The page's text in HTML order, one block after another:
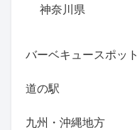
神奈川県
バーベキュースポット
道の駅
九州・沖縄地方